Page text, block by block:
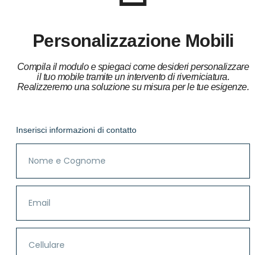
Personalizzazione Mobili
Compila il modulo e spiegaci come desideri personalizzare
il tuo mobile tramite un intervento di riverniciatura.
Realizzeremo una soluzione su misura per le tue esigenze.
Inserisci informazioni di contatto